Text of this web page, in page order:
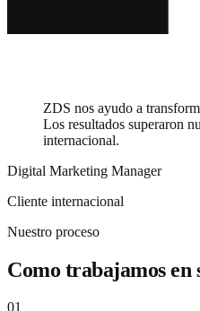
ZDS nos ayudo a
Los resultados superaron
internacional.
Digital Marketing Manager
Cliente internacional
Nuestro proceso
Como trabajamos en
01